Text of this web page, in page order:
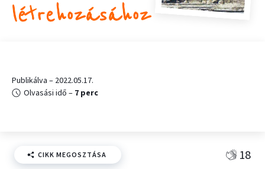
létrehozásához
Publikálva – 2022.05.17.
Olvasási idő – 7 perc
CIKK MEGOSZTÁSA 18